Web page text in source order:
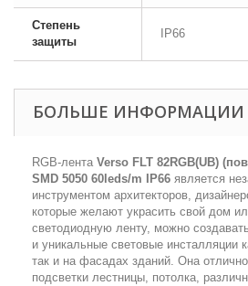
Степень
защиты
IP66
БОЛЬШЕ ИНФОРМАЦИИ
RGB-лента Verso FLT 82RGB(UB)
SMD 5050 60leds/m IP66 является
инструментом архитекторов,
которые желают украсить свой дом
светодиодную ленту, можно
и уникальные световые инсталляции
так и на фасадах зданий. Она
подсветки лестницы, потолка,